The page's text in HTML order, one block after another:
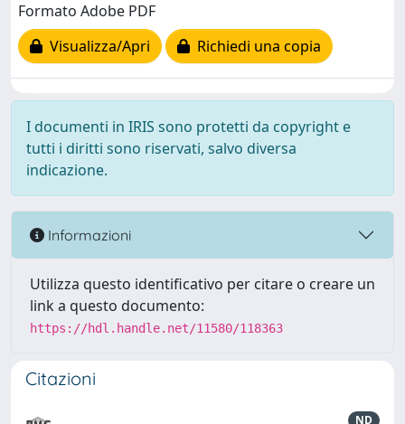
Formato Adobe PDF
Visualizza/Apri
Richiedi una copia
I documenti in IRIS sono protetti da copyright e
tutti i diritti sono riservati, salvo diversa
indicazione.
Informazioni
Utilizza questo identificativo per citare o creare un
link a questo documento:
https://hdl.handle.net/11580/118363
Citazioni
ND